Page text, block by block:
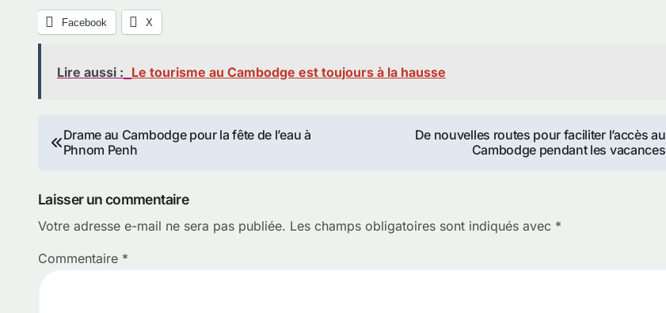
Facebook X
Lire aussi : Le tourisme au Cambodge est toujours à la hausse
Navigation
l’article
Drame au Cambodge pour la fête de l’eau à
Phnom Penh
De nouvelles routes pour faciliter l’accès au
Cambodge pendant les vacances
Laisser un commentaire
Votre adresse e-mail ne sera pas publiée. Les champs obligatoires sont indiqués avec *
Commentaire *